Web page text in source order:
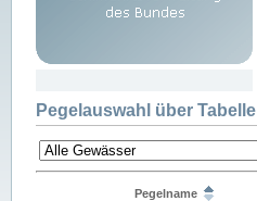
Pegelauswahl über Tabelle
Pegelname